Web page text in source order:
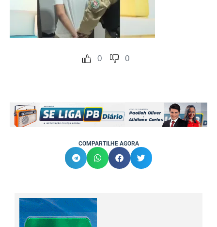
0 0
COMPARTILHE AGORA